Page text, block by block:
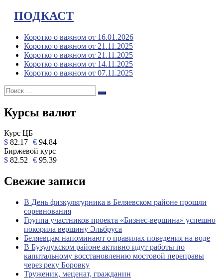
ПОДКАСТ
Коротко о важном от 16.01.2026
Коротко о важном от 21.11.2025
Коротко о важном от 21.11.2025
Коротко о важном от 14.11.2025
Коротко о важном от 07.11.2025
Поиск:
Поиск
Курсы валют
Курс ЦБ
$ 82.17 € 94.84
Биржевой курс
$ 82.52 € 95.39
Свежие записи
В День физкультурника в Беляевском районе прошли
соревнования
Группа участников проекта «Бизнес‑вершина» успешно
покорила вершину Эльбруса
Беляевцам напоминают о правилах поведения на воде
В Бузулукском районе активно идут работы по
капитальному восстановлению мостовой переправы
через реку Боровку
Труженик, меценат, гражданин